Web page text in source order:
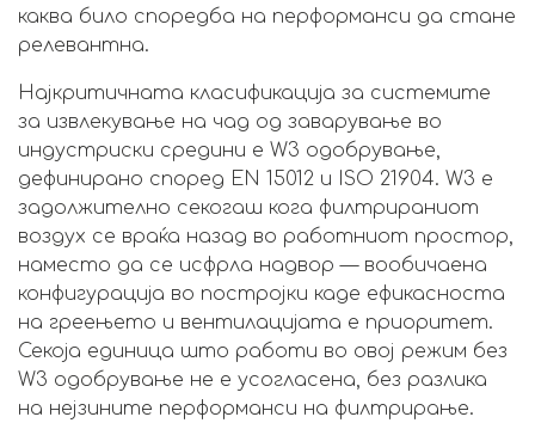
каква било споредба на перформанси да стане
релевантна.
Најкритичната класификација за системите
за извлекување на чад од заварување во
индустриски средини е W3 одобрување,
дефинирано според EN 15012 и ISO 21904. W3 е
задолжително секогаш кога филтрираниот
воздух се враќа назад во работниот простор,
наместо да се исфрла надвор — вообичаена
конфигурација во постројки каде ефикасноста
на греењето и вентилацијата е приоритет.
Секоја единица што работи во овој режим без
W3 одобрување не е усогласена, без разлика
на нејзините перформанси на филтрирање.